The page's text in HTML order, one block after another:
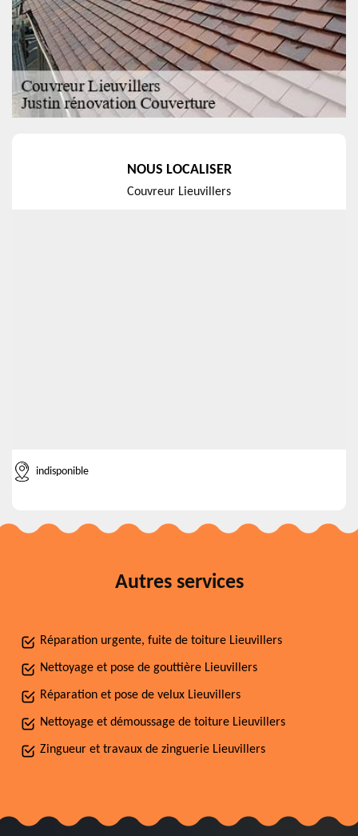
NOUS LOCALISER
Couvreur Lieuvillers
indisponible
Autres services
Réparation urgente, fuite de toiture Lieuvillers
Nettoyage et pose de gouttière Lieuvillers
Réparation et pose de velux Lieuvillers
Nettoyage et démoussage de toiture Lieuvillers
Zingueur et travaux de zinguerie Lieuvillers